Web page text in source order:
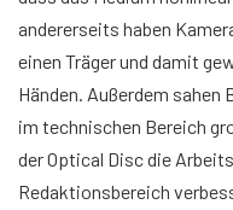
andererseits haben
einen Träger und damit
Händen. Außerdem sahen
im technischen Bereich
der Optical Disc die
Redaktionsbereich